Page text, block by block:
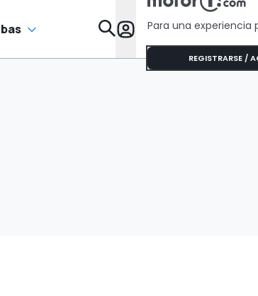
Para una experiencia
REGISTRARSE /